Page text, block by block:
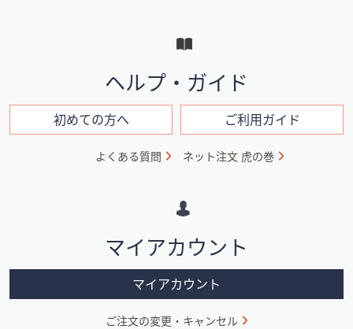
ン
ン
ヘルプ・ガイド
初めての方へ ご利用ガイド
よくある質問 ネット注文 虎の巻
マイアカウント
マイアカウント
ご注文の変更・キャンセル